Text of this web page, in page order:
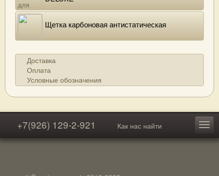
Щетка карбоновая антистатическая
Доставка
Оплата
Условные обозначения
+7(926) 129-2-921 Как нас найти